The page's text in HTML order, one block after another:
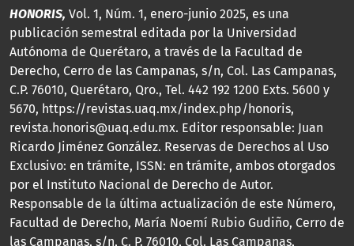
HONORIS, Vol. 1, Núm. 1, enero-junio 2025, es una
publicación semestral editada por la Universidad
Autónoma de Querétaro, a través de la Facultad de
Derecho, Cerro de las Campanas, s/n, Col. Las Campanas,
C.P. 76010, Querétaro, Qro., Tel. 442 192 1200 Exts. 5600 y
5670, https://revistas.uaq.mx/index.php/honoris,
revista.honoris@uaq.edu.mx. Editor responsable: Juan
Ricardo Jiménez González. Reservas de Derechos al Uso
Exclusivo: en trámite, ISSN: en trámite, ambos otorgados
por el Instituto Nacional de Derecho de Autor.
Responsable de la última actualización de este Número,
Facultad de Derecho, María Noemí Rubio Gudiño, Cerro de
las Campanas, s/n, C. P. 76010, Col. Las Campanas,